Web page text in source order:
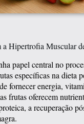
a Hipertrofia Muscular
papel central no
específicas na dieta
fornecer energia,
frutas oferecem
a recuperação